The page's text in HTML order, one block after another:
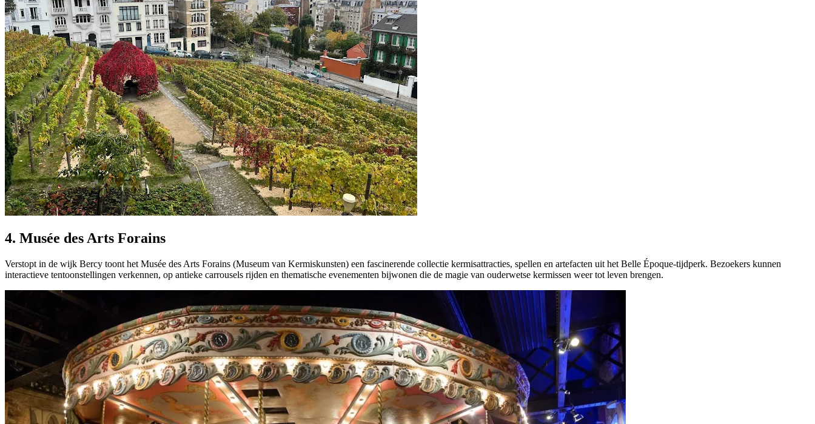
4. Musée des Arts Forains
Verstopt in de wijk Bercy toont het Musée des Arts Forains (Museum van Kermiskunsten) een fascinerende collectie kermisattracties, spellen en artefacten uit het Belle Époque-tijdperk. Bezoekers kunnen
interactieve tentoonstellingen verkennen, op antieke carrousels rijden en thematische evenementen bijwonen die de magie van ouderwetse kermissen weer tot leven brengen.